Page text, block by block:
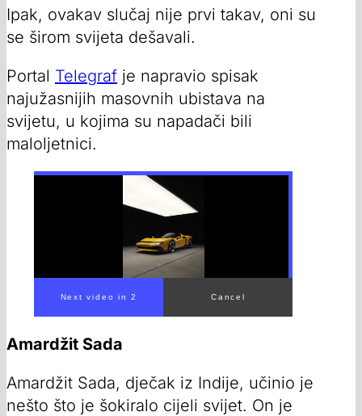
Ipak, ovakav slučaj nije prvi takav, oni su
se širom svijeta dešavali.
Portal Telegraf je napravio spisak
najužasnijih masovnih ubistava na
svijetu, u kojima su napadači bili
maloljetnici.
Next video in 1 Cancel
Amardžit Sada
Amardžit Sada, dječak iz Indije, učinio je
nešto što je šokiralo cijeli svijet. On je